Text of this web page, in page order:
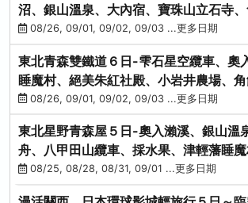
沼、銀山溫泉、大內宿、寶珠山立石寺
肉吃到飽
08/26, 09/01, 09/02, 09/03 ...更多日期
東北青森雙鐵道６日-雫石星空纜車、奧
睡魔村、絕美朱紅社殿、小岩井農場、
進免稅店)
08/26, 09/01, 09/02, 09/03 ...更多日期
東北星野青森屋５日-奧入瀨溪、銀山溫
舟、八甲田山纜車、採水果、津輕藩睡
法式料理(不進免稅店)
08/25, 08/28, 08/31, 09/01 ...更多日期